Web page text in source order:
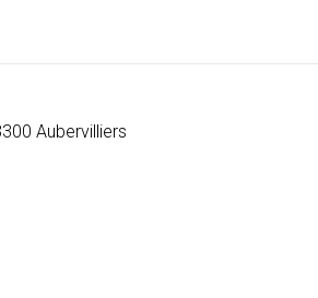
Aubervilliers